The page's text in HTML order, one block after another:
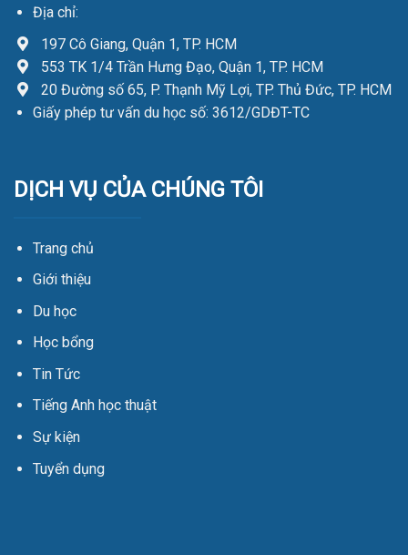
Địa chỉ:
197 Cô Giang, Quận 1, TP. HCM
553 TK 1/4 Trần Hưng Đạo, Quận 1, TP. HCM
20 Đường số 65, P. Thạnh Mỹ Lợi, TP. Thủ Đức, TP. HCM
Giấy phép tư vấn du học số: 3612/GDĐT-TC
DỊCH VỤ CỦA CHÚNG TÔI
Trang chủ
Giới thiệu
Du học
Học bổng
Tin Tức
Tiếng Anh học thuật
Sự kiện
Tuyển dụng